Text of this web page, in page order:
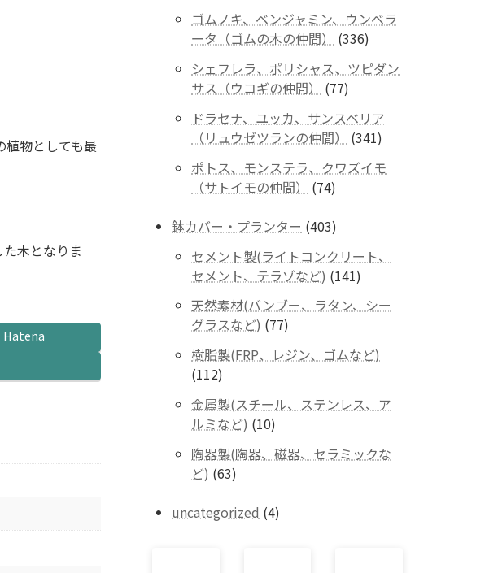
植物としても最
木となりま
Hatena
品
の
商
品
ゴムノキ、ベンジャミン、ウンベラ
ータ（ゴムの木の仲間）
336336
の
品
シェフレラ、ポリシャス、ツピダン
サス（ウコギの仲間）
7777
の
商
品
ドラセナ、ユッカ、サンスベリア
（リュウゼツランの仲間）
341341
の
ポトス、モンステラ、クワズイモ
（サトイモの仲間）
7474
の
品
鉢カバー・プランター 403403
の
商
品
セメント製(ライトコンクリート、
セメント、テラゾなど) 141141
の
品
天然素材(バンブー、ラタン、シー
グラスなど) 7777
の
品
樹脂製(FRP、レジン、ゴムなど)
112112
の
商
品
金属製(スチール、ステンレス、ア
ルミなど) 1010
の
陶器製(陶器、磁器、セラミックな
ど) 6363
の
uncategorized 44